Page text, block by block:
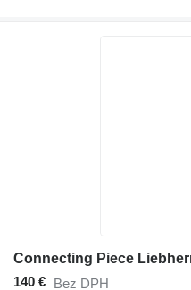
140 € Bez DPH